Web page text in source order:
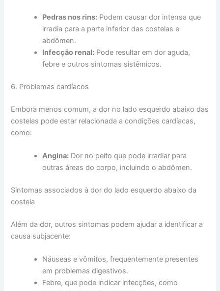
Pedras nos rins: Podem causar dor intensa que
irradia para a parte inferior das costelas e
abdômen.
Infecção renal: Pode resultar em dor aguda,
febre e outros sintomas sistêmicos.
6. Problemas cardíacos
Embora menos comum, a dor no lado esquerdo abaixo das
costelas pode estar relacionada a condições cardíacas,
como:
Angina: Dor no peito que pode irradiar para
outras áreas do corpo, incluindo o abdômen.
Sintomas associados à dor do lado esquerdo abaixo da
costela
Além da dor, outros sintomas podem ajudar a identificar a
causa subjacente:
Náuseas e vômitos, frequentemente presentes
em problemas digestivos.
Febre, que pode indicar infecções, como